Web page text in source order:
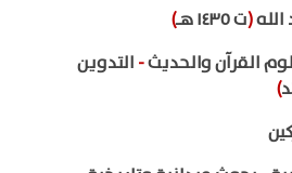
(ت ١٤٣٥ هـ
)
القرآن والحديث- التدوين
)